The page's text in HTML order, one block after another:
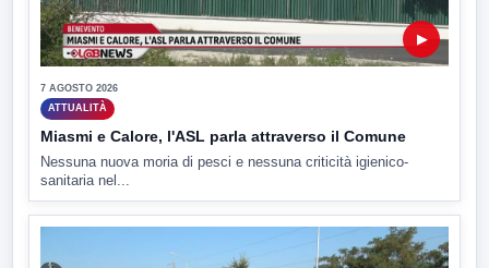
▶
7 AGOSTO 2026
ATTUALITÀ
Miasmi e Calore, l'ASL parla attraverso il Comune
Nessuna nuova moria di pesci e nessuna criticità igienico-
sanitaria nel...